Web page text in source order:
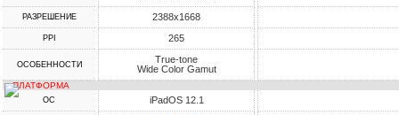
РАЗРЕШЕНИЕ 2388x1668
PPI 265
ОСОБЕННОСТИ
True-tone
Wide Color Gamut
ПЛАТФОРМА
ОС iPadOS 12.1